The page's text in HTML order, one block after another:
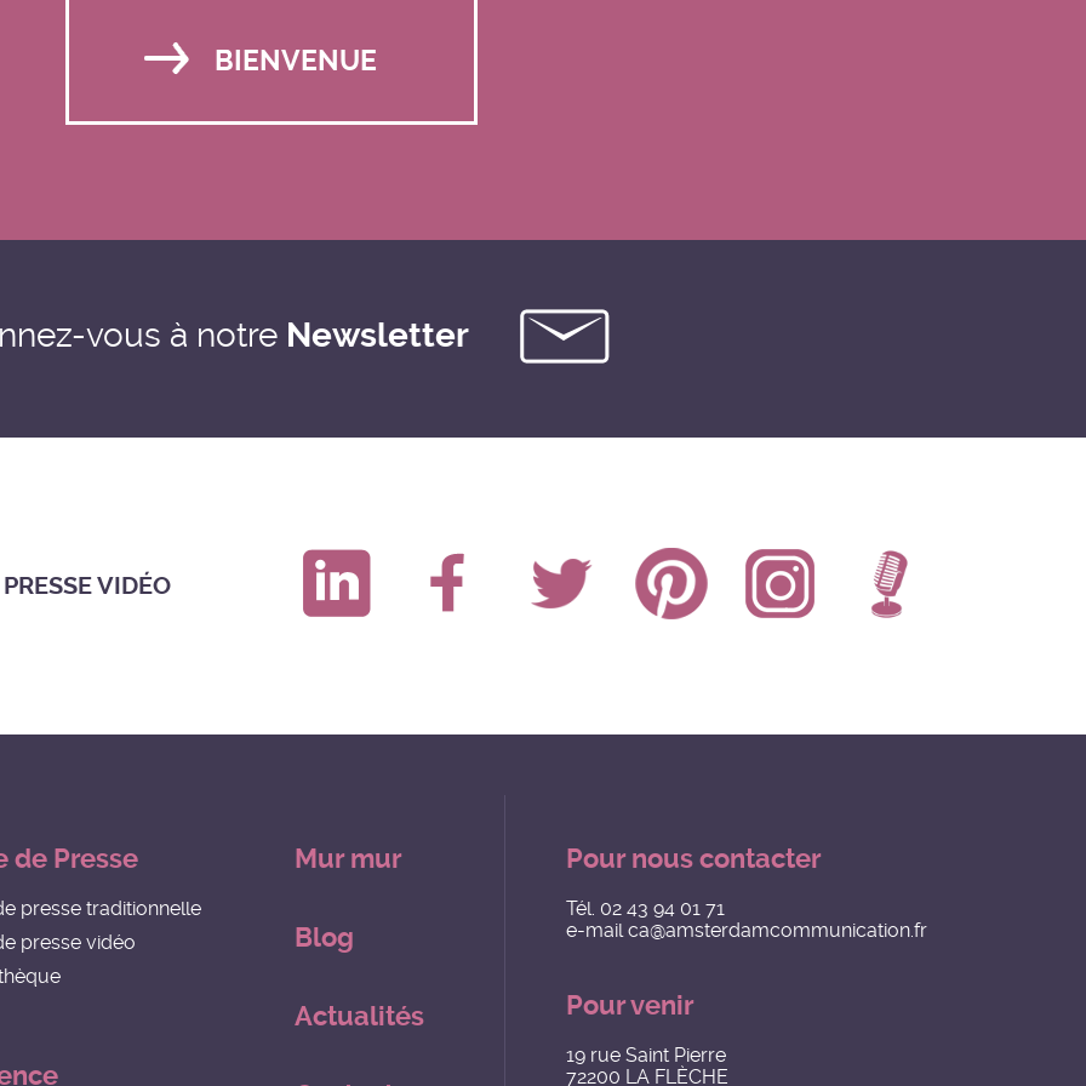
BIENVENUE
vous à notre Newsletter
VIDÉO
de Presse
presse traditionnelle
presse vidéo
Mur mur
Blog
Actualités
Pour nous contacter
Tél. 02 43 94 01 71
e-mail ca@amsterdamcommunication.fr
Pour venir
19 rue Saint Pierre
72200 LA FLÈCHE